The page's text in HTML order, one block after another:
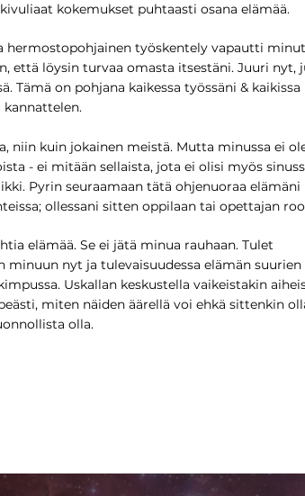
kokemukset puhtaasti osana elämää.
hermostopohjainen työskentely vapautti minut
että löysin turvaa omasta itsestäni. Juuri nyt,
Tämä on pohjana kaikessa työssäni & kaikissa
niin kuin jokainen meistä. Mutta minussa ei
- ei mitään sellaista, jota ei olisi myös
Pyrin seuraamaan tätä ohjenuoraa elämäni
ollessani sitten oppilaan tai opettajan
elämää. Se ei jätä minua rauhaan. Tulet
minuun nyt ja tulevaisuudessa elämän suurien
Uskallan keskustella vaikeistakin
miten näiden äärellä voi ehkä sittenkin
olla.